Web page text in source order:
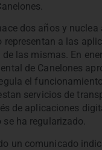
dos años y nuclea
representan a las
de las mismas. En
de Canelones
el
servicios de
de aplicaciones
se ha regularizado.
un comunicado